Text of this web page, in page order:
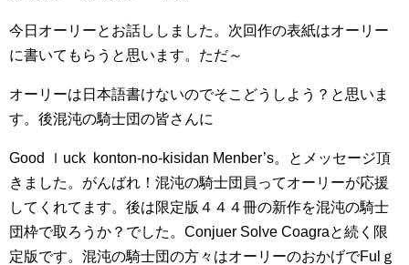
今日オーリーとお話ししました。次回作の表紙はオーリー
に書いてもらうと思います。ただ～
オーリーは日本語書けないのでそこどうしよう？と思いま
す。後混沌の騎士団の皆さんに
Good ｌuck konton-no-kisidan Menber’s。とメッセージ頂
きました。がんばれ！混沌の騎士団員ってオーリーが応援
してくれてます。後は限定版４４４冊の新作を混沌の騎士
団枠で取ろうか？でした。Conjuer Solve Coagraと続く限
定版です。混沌の騎士団の方々はオーリーのおかげでFulｇ